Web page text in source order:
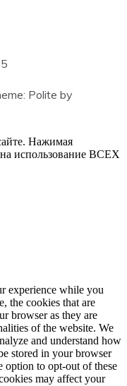
Polite by
Нажимая
использование ВСЕХ
experience while you
the cookies that are
browser as they are
of the website. We
and understand how
stored in your browser
option to opt-out of these
may affect your